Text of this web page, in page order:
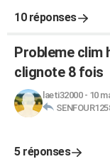
10 réponses
Probleme clim
clignote 8 fois
laeti32000- 10
5 réponses